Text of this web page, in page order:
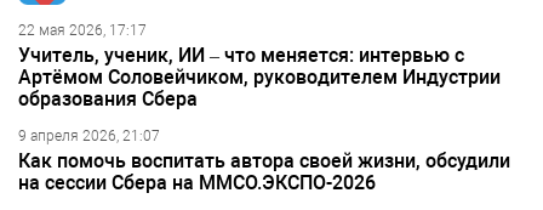
22 мая 2026, 17:17
Учитель, ученик, ИИ – что меняется: интервью с
Артёмом Соловейчиком, руководителем Индустрии
образования Сбера
9 апреля 2026, 21:07
Как помочь воспитать автора своей жизни, обсудили
на сессии Сбера на ММСО.ЭКСПО-2026